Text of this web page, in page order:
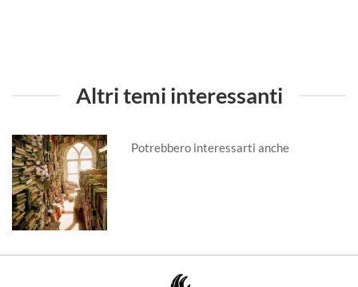
Altri temi interessanti
Potrebbero interessarti anche